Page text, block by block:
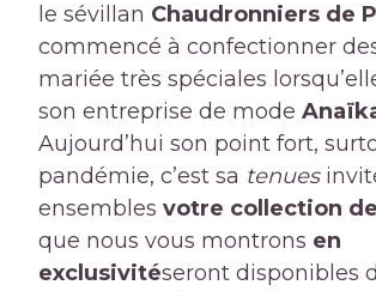
le sévillan Chaudronniers de
commencé à confectionner
mariée très spéciales
son entreprise de mode
Aujourd’hui son point fort,
pandémie, c’est sa tenues
ensembles votre collection
que nous vous montrons en
exclusivitéseront disponibles